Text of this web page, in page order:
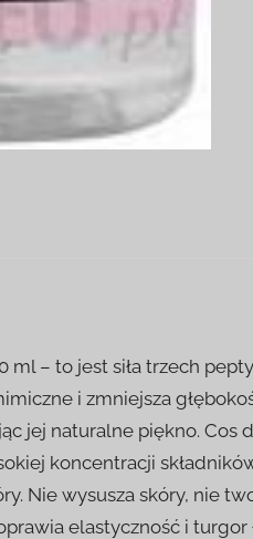
ml – to jest siła trzech
i zmniejsza
jej naturalne piękno. Cos
koncentracji
Nie wysusza skóry, nie
elastyczność i